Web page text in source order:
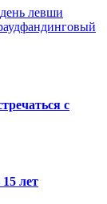
левши
с
лет